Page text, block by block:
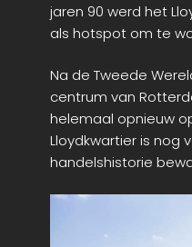
jaren 90 werd het
als hotspot om te
Na de Tweede
centrum van
helemaal opnieuw
Lloydkwartier is nog
handelshistorie